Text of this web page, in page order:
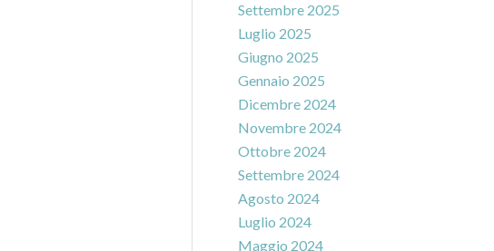
Settembre 2025
Luglio 2025
Giugno 2025
Gennaio 2025
Dicembre 2024
Novembre 2024
Ottobre 2024
Settembre 2024
Agosto 2024
Luglio 2024
Maggio 2024